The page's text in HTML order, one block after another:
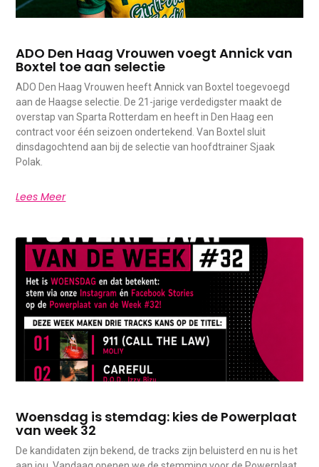
ADO Den Haag Vrouwen voegt Annick van
Boxtel toe aan selectie
ADO Den Haag Vrouwen heeft Annick van Boxtel toegevoegd
aan de Haagse selectie. De 21-jarige verdedigster maakt de
overstap van Sparta Rotterdam en heeft in Den Haag een
contract voor één seizoen ondertekend. Van Boxtel sluit
dinsdagochtend aan bij de selectie van hoofdtrainer Sjaak
Polak.
Lees Meer
Woensdag is stemdag: kies de Powerplaat
van week 32
De kandidaten zijn bekend, de tracks zijn beluisterd en nu is het